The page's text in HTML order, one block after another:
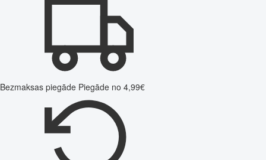
Bezmaksas piegāde Piegāde no 4,99€